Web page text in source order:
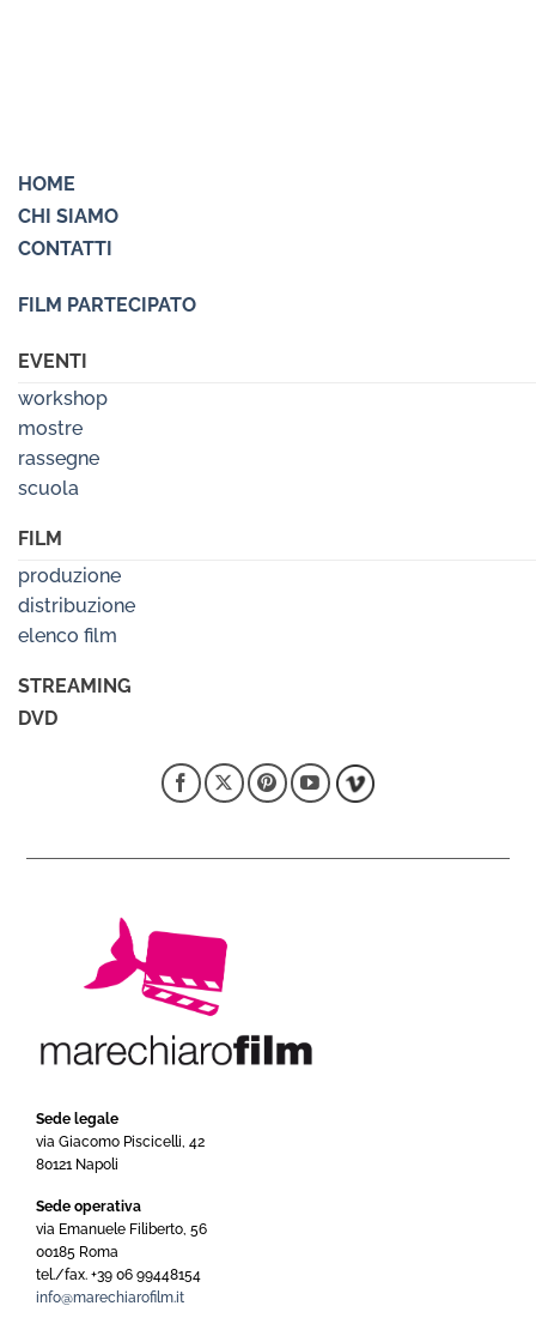
HOME
CHI SIAMO
CONTATTI
FILM PARTECIPATO
EVENTI
workshop
mostre
rassegne
scuola
FILM
produzione
distribuzione
elenco film
STREAMING
DVD
Sede legale
via Giacomo Piscicelli, 42
80121 Napoli
Sede operativa
via Emanuele Filiberto, 56
00185 Roma
tel./fax. +39 06 99448154
info@marechiarofilm.it